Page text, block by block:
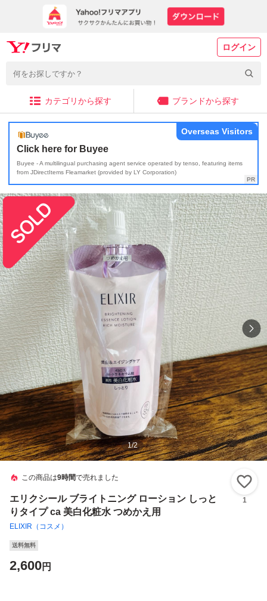
ログイン
カテゴリから探す ブランドから探す
Click here for Buyee
Buyee - A multilingual purchasing agent service operated by tenso, featuring items
from JDirectItems Fleamarket (provided by LY Corporation)
Overseas Visitors
1/2
この商品は9時間で売れました
エリクシール ブライトニング ローション しっと
りタイプ ca 美白化粧水 つめかえ用
ELIXIR（コスメ）
1
送料無料
2,600円